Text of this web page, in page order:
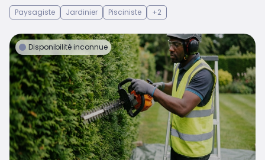
Paysagiste
Jardinier Pisciniste +2
Disponibilité inconnue